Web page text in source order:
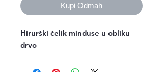
Kupi Odmah
Hirurški čelik minđuse u obliku
drvo